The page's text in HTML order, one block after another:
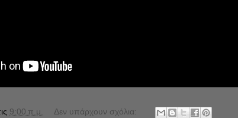
9:00 π.μ.
Δεν υπάρχουν σχόλια: